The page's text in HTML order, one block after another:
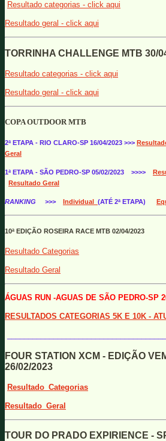
Resultado categorias - click aqui
Resultado geral - click aqui
TORRINHA CHALLENGE MTB 30/
Resultado categorias - click aqui
Resultado geral - click aqui
COPA OUTDOOR MTB
2ª ETAPA - RIO CLARO-SP 16/04/2023 >>>
Geral
1ª ETAPA - SÃO PEDRO-SP 05/02/2023 >>>>
Resultado Geral
RANKING >>> Individual (ATÉ 2ª ETAPA)
10ª EDIÇÃO ROSEIRA RACE MTB 02/04/2023
Resultado Categorias
Resultado Geral
ÁGUAS RUN -AGUAS DE SÃO PEDRO-SP
RESULTADOS CATEGORIAS 5K E 10K -
FOUR STATION XCM - EDIÇÃO
26/02/2023
Resultado_Categorias
Resultado_Geral
TOUR DO PRADO EXPIRIENCE -